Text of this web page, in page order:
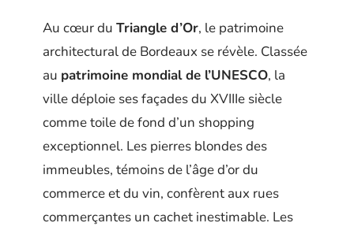
Au cœur du Triangle d’Or, le patrimoine
architectural de Bordeaux se révèle. Classée
au patrimoine mondial de l’UNESCO, la
ville déploie ses façades du XVIIIe siècle
comme toile de fond d’un shopping
exceptionnel. Les pierres blondes des
immeubles, témoins de l’âge d’or du
commerce et du vin, confèrent aux rues
commerçantes un cachet inestimable. Les